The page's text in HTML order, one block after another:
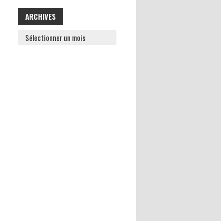
ARCHIVES
ARCHIVES